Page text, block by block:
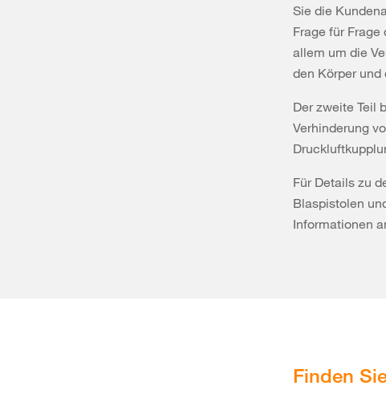
Sie die
Frage für
allem um die
den Körper und
Der zweite Teil
Verhinderung
Für Details zu
Blaspistolen
Informationen
Finden